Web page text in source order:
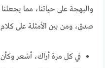
والبهجة على حياتنا، مما
صدق، ومن بين الأمثلة على
في كل مرة أراك، أشعر